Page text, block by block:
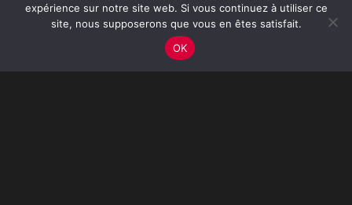
expérience sur notre site web. Si vous continuez à utiliser ce
site, nous supposerons que vous en êtes satisfait.
OK